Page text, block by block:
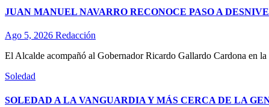
JUAN MANUEL NAVARRO RECONOCE PASO A
Ago 5, 2026 Redacción
El Alcalde acompañó al Gobernador Ricardo Gallardo Cardona en
Soledad
SOLEDAD A LA VANGUARDIA Y MÁS CERCA DE LA